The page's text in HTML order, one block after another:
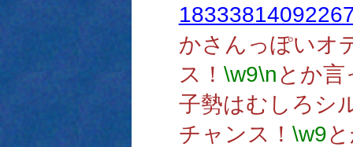
かさんっぽいオ
ス！ \w9\n とか
子勢はむしろシ
チャンス！ \w9